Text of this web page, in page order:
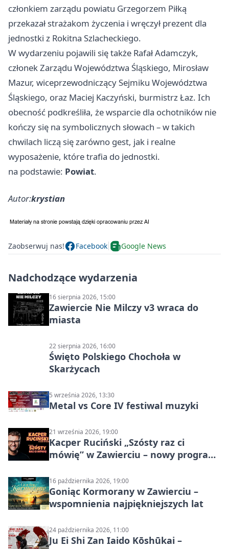
członkiem zarządu powiatu Grzegorzem Piłką
przekazał strażakom życzenia i wręczył prezent dla
jednostki z Rokitna Szlacheckiego.
W wydarzeniu pojawili się także Rafał Adamczyk,
członek Zarządu Województwa Śląskiego, Mirosław
Mazur, wiceprzewodniczący Sejmiku Województwa
Śląskiego, oraz Maciej Kaczyński, burmistrz Łaz. Ich
obecność podkreśliła, że wsparcie dla ochotników nie
kończy się na symbolicznych słowach – w takich
chwilach liczą się zarówno gest, jak i realne
wyposażenie, które trafia do jednostki.
na podstawie: Powiat.
Autor:krystian
Zaobserwuj nas! Facebook Google News
Nadchodzące wydarzenia
16 sierpnia 2026, 15:00
Zawiercie Nie Milczy v3 wraca do
miasta
22 sierpnia 2026, 16:00
Święto Polskiego Chochoła w
Skarżycach
5 września 2026, 13:30
Metal vs Core IV festiwal muzyki
21 września 2026, 19:00
Kacper Ruciński „Szósty raz ci
mówię” w Zawierciu – nowy program
16 października 2026, 19:00
Goniąc Kormorany w Zawierciu –
wspomnienia najpiękniejszych lat
24 października 2026, 11:00
Ju Ei Shi Zan Iaido Kōshūkai –